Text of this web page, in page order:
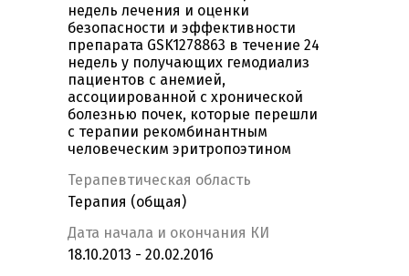
недель лечения и оценки
безопасности и эффективности
препарата GSK1278863 в течение 24
недель у получающих гемодиализ
пациентов с анемией,
ассоциированной с хронической
болезнью почек, которые перешли
с терапии рекомбинантным
человеческим эритропоэтином
Терапевтическая область
Терапия (общая)
Дата начала и окончания КИ
18.10.2013 - 20.02.2016